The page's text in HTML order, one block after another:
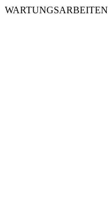
WARTUNGSARBEITEN